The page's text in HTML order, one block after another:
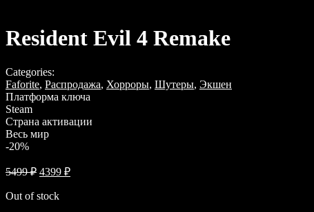
Resident Evil 4 Remake
Categories:
Faforite, Распродажа, Хорроры, Шутеры, Экшен
Платформа ключа
Steam
Страна активации
Весь мир
-20%
5499₽ 4399 ₽
Out of stock